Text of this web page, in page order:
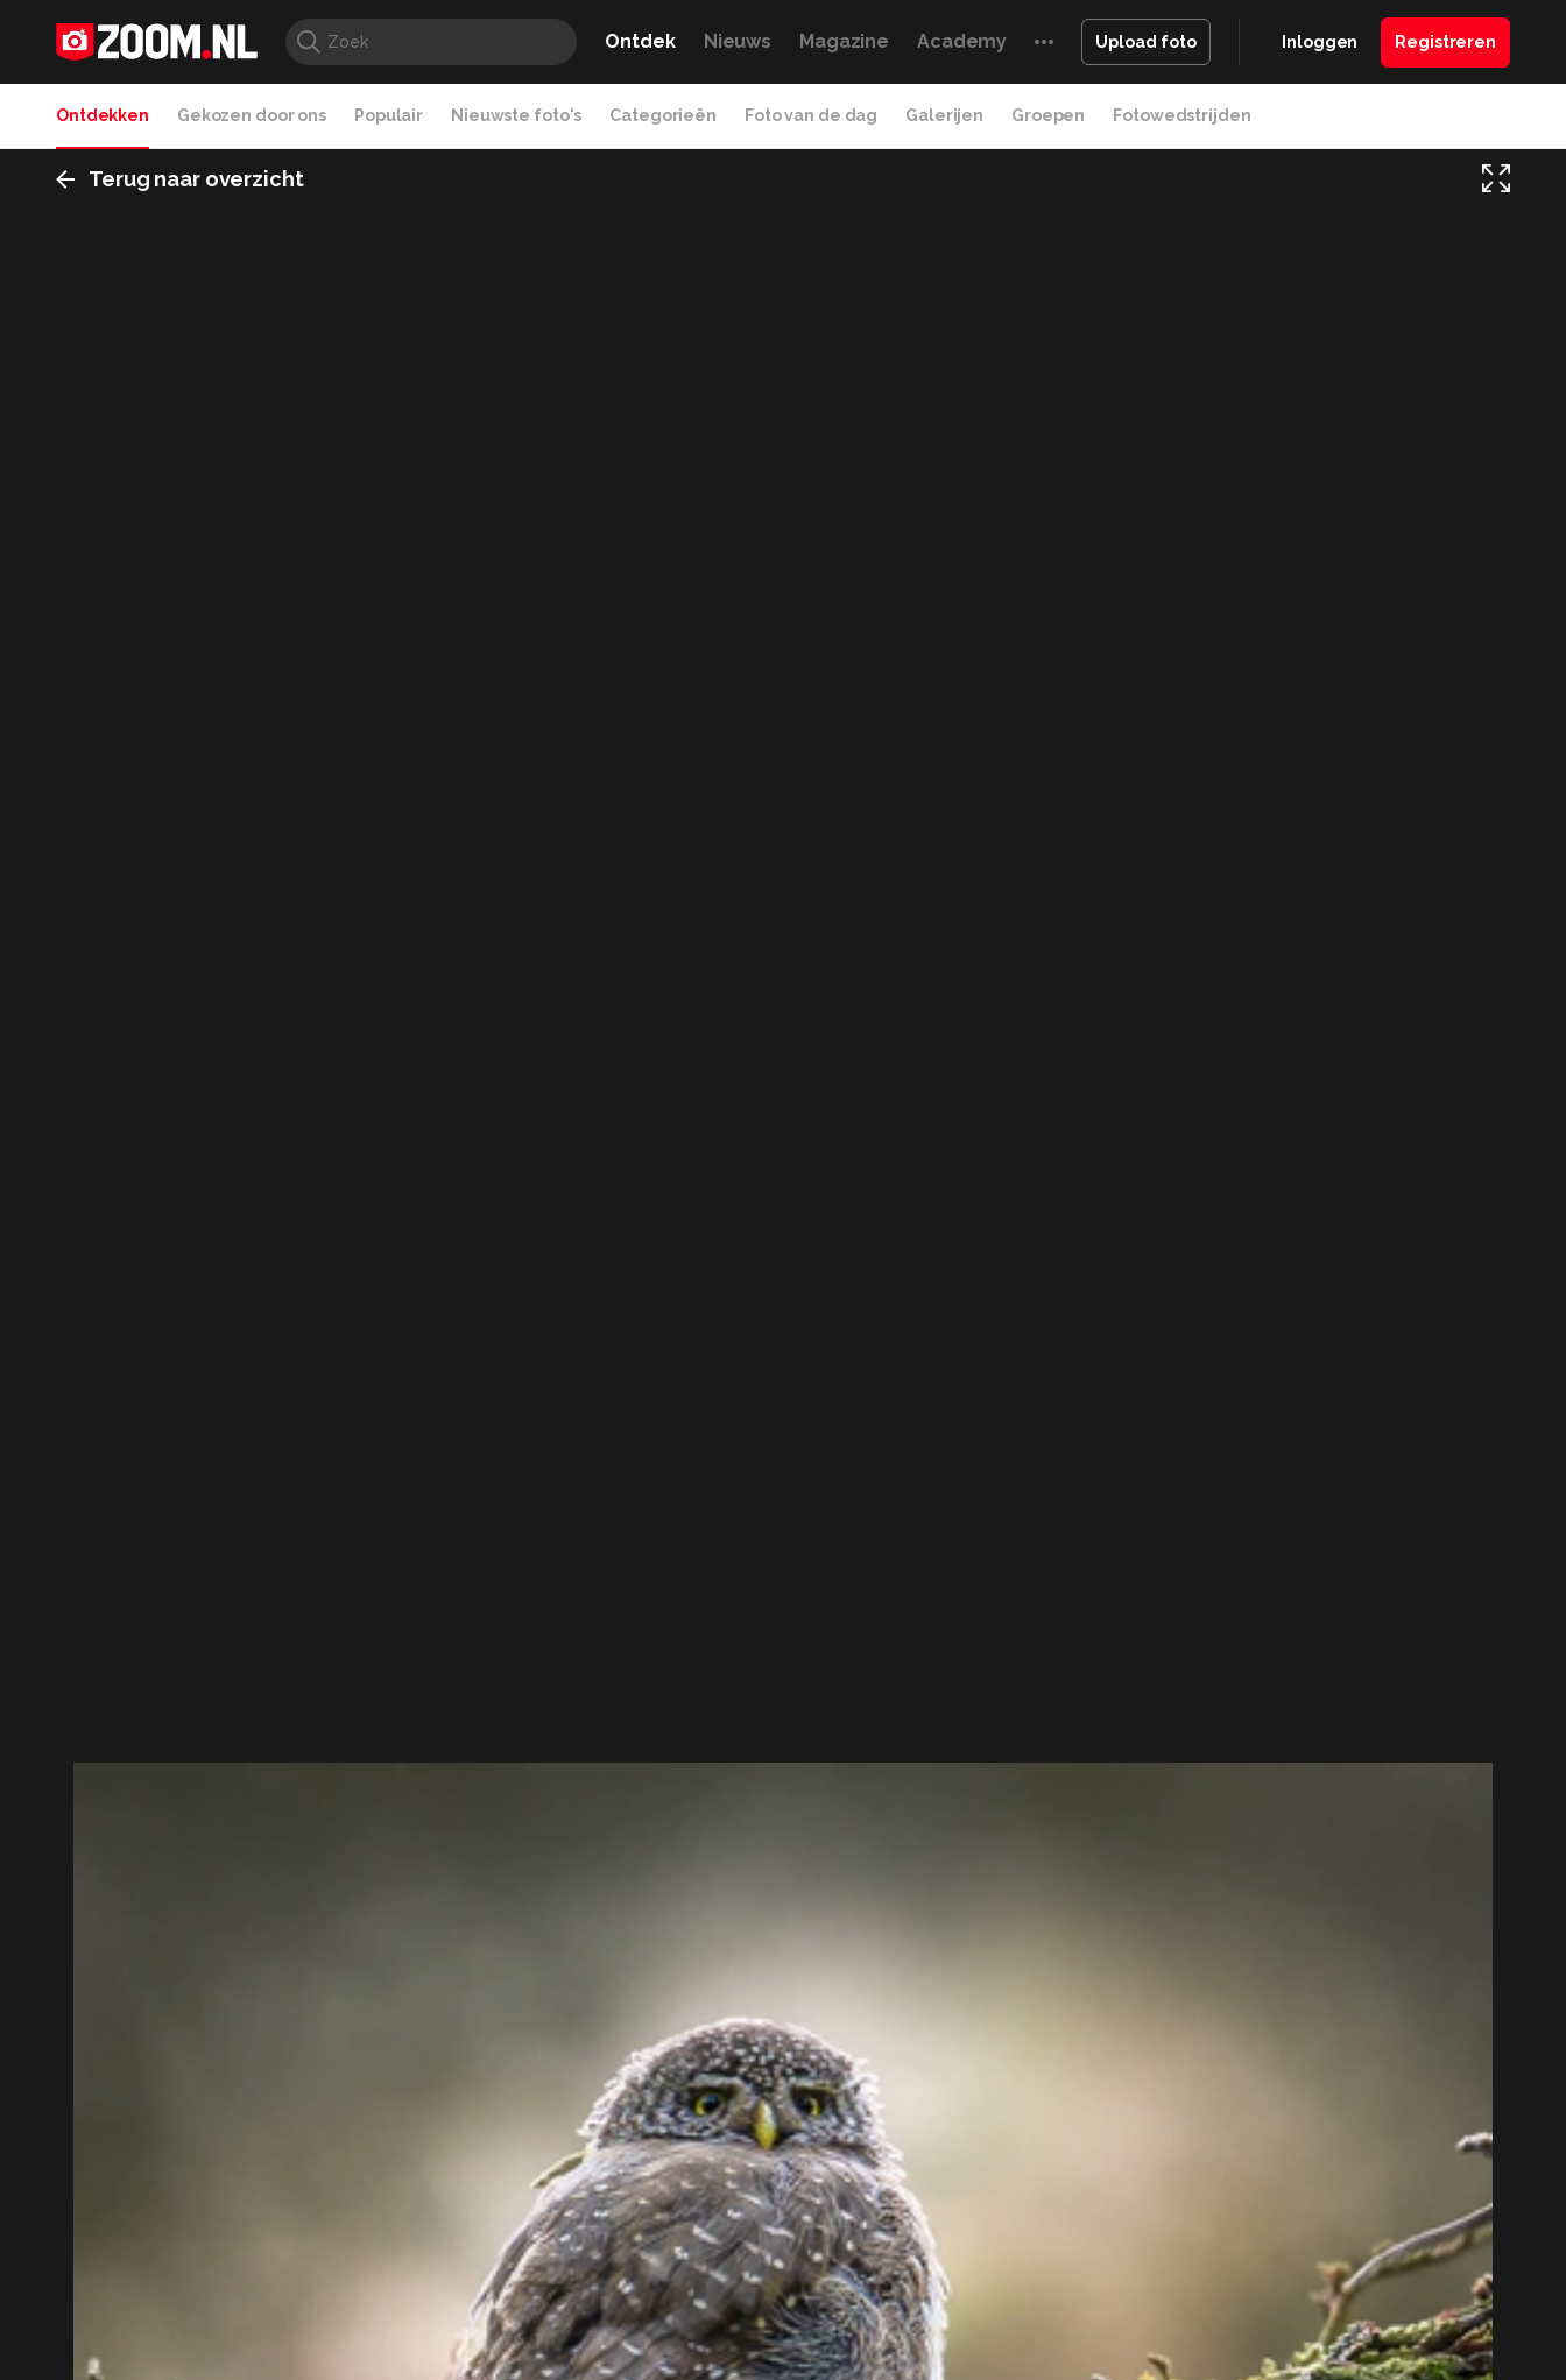
Ontdek Nieuws Magazine Academy Upload foto Inloggen Registreren
Ontdekken Gekozen door ons Populair Nieuwste foto's Categorieën Foto van de dag Galerijen Groepen Fotowedstrijden
Terug naar overzicht